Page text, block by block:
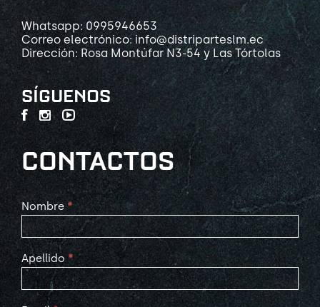
Whatsapp: 0995946653
Correo electrónico: info@distriparteslm.ec
Dirección: Rosa Montúfar N3-54 y Las Tórtolas
SÍGUENOS
CONTACTOS
Contact
Us
Nombre *
Apellido *